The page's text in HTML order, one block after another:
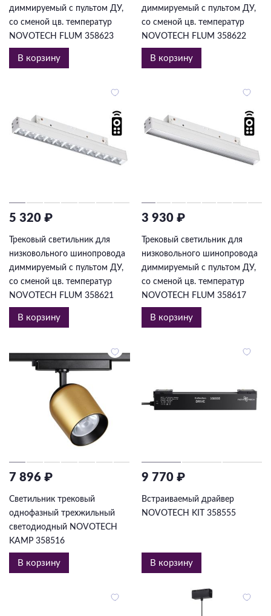
диммируемый с пультом ДУ,
со сменой цв. температур
NOVOTECH FLUM 358623
В корзину
диммируемый с пультом ДУ,
со сменой цв. температур
NOVOTECH FLUM 358622
В корзину
5 320 ₽
Трековый светильник для
низковольного шинопровода
диммируемый с пультом ДУ,
со сменой цв. температур
NOVOTECH FLUM 358621
В корзину
3 930 ₽
Трековый светильник для
низковольного шинопровода
диммируемый с пультом ДУ,
со сменой цв. температур
NOVOTECH FLUM 358617
В корзину
7 896 ₽
Светильник трековый
однофазный трехжильный
светодиодный NOVOTECH
KAMP 358516
В корзину
9 770 ₽
Встраиваемый драйвер
NOVOTECH KIT 358555
В корзину